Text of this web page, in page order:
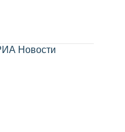
Новости